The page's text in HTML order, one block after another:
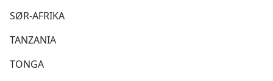
SØR-AFRIKA
TANZANIA
TONGA